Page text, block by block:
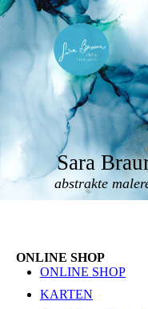
Sara
abstrakte
ONLINE SHOP
ONLINE SHOP
KARTEN